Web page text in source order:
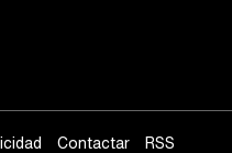
Contactar RSS